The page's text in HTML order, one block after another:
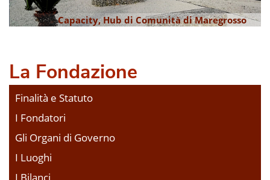
Il Parco Horcynus Orca
Capacity, Hub di Comunità di Maregrosso
Il pizzo a tombolo, aMirabella Imbaccari
La Fondazione
Finalità e Statuto
I Fondatori
Gli Organi di Governo
I Luoghi